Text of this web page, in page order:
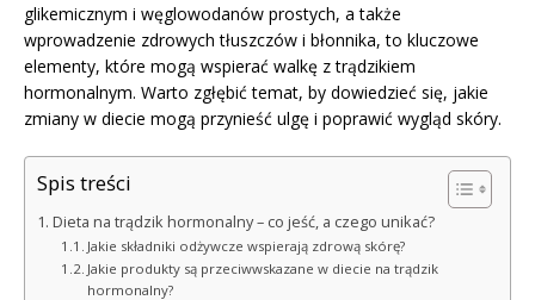
glikemicznym i węglowodanów prostych, a także
wprowadzenie zdrowych tłuszczów i błonnika, to kluczowe
elementy, które mogą wspierać walkę z trądzikiem
hormonalnym. Warto zgłębić temat, by dowiedzieć się, jakie
zmiany w diecie mogą przynieść ulgę i poprawić wygląd skóry.
Spis treści
Dieta na trądzik hormonalny – co jeść, a czego unikać?
Jakie składniki odżywcze wspierają zdrową skórę?
Jakie produkty są przeciwwskazane w diecie na trądzik
hormonalny?